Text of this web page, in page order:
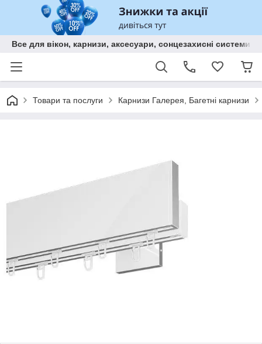
Все для вікон, карнизи, аксесуари, сонцезахисні
Товари та послуги Карнизи Галерея, Багетні карнизи